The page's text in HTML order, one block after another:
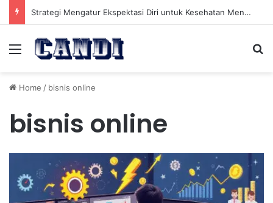
Strategi Mengatur Ekspektasi Diri untuk Kesehatan Mental yang Lebih Seimbang
Menu
Home / bisnis online
bisnis online